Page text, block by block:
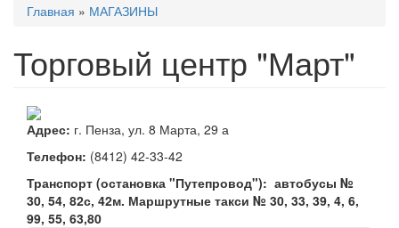
Главная » МАГАЗИНЫ
Торговый центр "Март"
Адрес: г. Пенза, ул. 8 Марта, 29 а
Телефон: (8412) 42-33-42
Транспорт (остановка "Путепровод"): автобусы №
30, 54, 82с, 42м. Маршрутные такси № 30, 33, 39, 4, 6,
99, 55, 63,80